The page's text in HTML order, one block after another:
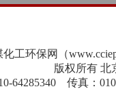
化工环保网（
版权所有 北
64285340 传真：